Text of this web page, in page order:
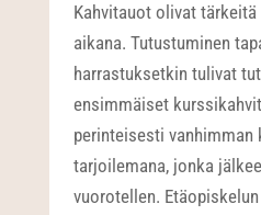
Kahvitauot olivat
aikana. Tutustuminen
harrastuksetkin tulivat
ensimmäiset
perinteisesti vanhimman
tarjoilemana, jonka
vuorotellen.